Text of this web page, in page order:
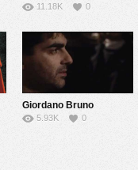
11.18K 0
Giordano Bruno
5.93K 0